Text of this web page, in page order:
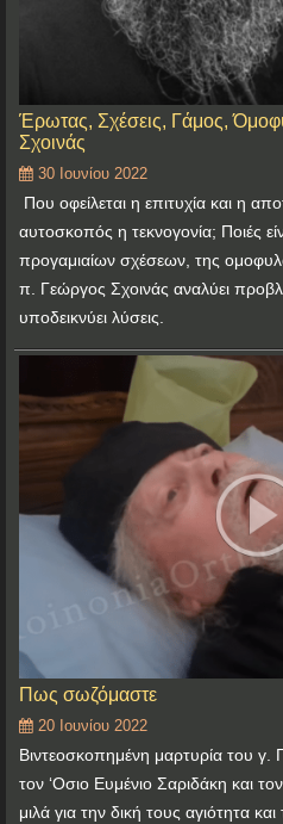
Έρωτας, Σχέσεις, Γάμος,
Σχοινάς
30 Ιουνίου 2022
Που οφείλεται η επιτυχία και η
αυτοσκοπός η τεκνογονία; Ποιές
προγαμιαίων σχέσεων, της
π. Γεώργος Σχοινάς αναλύει
υποδεικνύει λύσεις.
Πως σωζόμαστε
20 Ιουνίου 2022
Βιντεοσκοπημένη μαρτυρία του γ.
τον ‘Οσιο Ευμένιο Σαριδάκη και
μιλά για την δική τους αγιότητα